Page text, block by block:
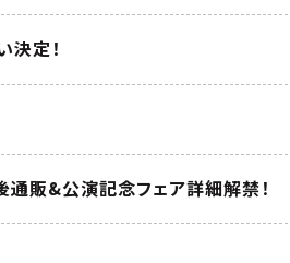
決定！
販&公演記念フェア詳細解禁！